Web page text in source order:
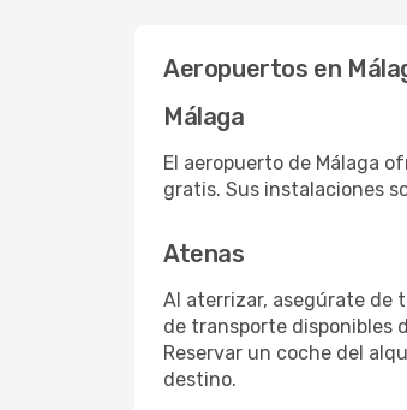
Aeropuertos en
Málaga
El aeropuerto de Málaga
gratis. Sus instalaciones
Atenas
Al aterrizar, asegúrate de
de transporte disponibles
Reservar un coche del
destino.